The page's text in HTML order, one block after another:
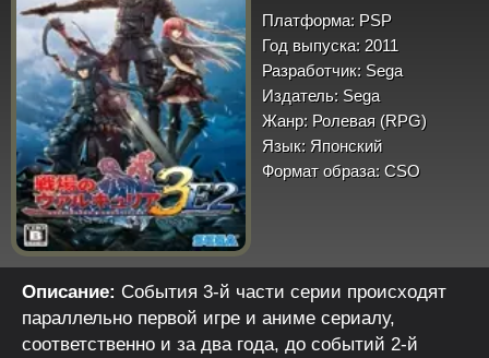
Платформа: PSP
Год выпуска: 2011
Разработчик: Sega
Издатель: Sega
Жанр: Ролевая (RPG)
Язык: Японский
Формат образа: CSO
Описание: События 3-й части серии происходят
параллельно первой игре и аниме сериалу,
соответственно и за два года, до событий 2-й